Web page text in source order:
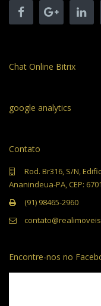
Chat Online Bitrix
google analytics
Contato
Rod. Br316, S/N,
Ananindeua-PA, CEP:
(91) 98465-2960
Encontre-nos no